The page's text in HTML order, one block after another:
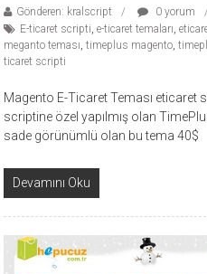
Gönderen: kralscript
0 yorum
E-ticaret scripti ,e-ticaret temaları ,
meganto teması ,timeplus magento ,
ticaret scripti
Magento E-Ticaret Teması eticaret
scriptine özel yapılmış olan
sade görünümlü olan bu tema 40$
Devamını Oku